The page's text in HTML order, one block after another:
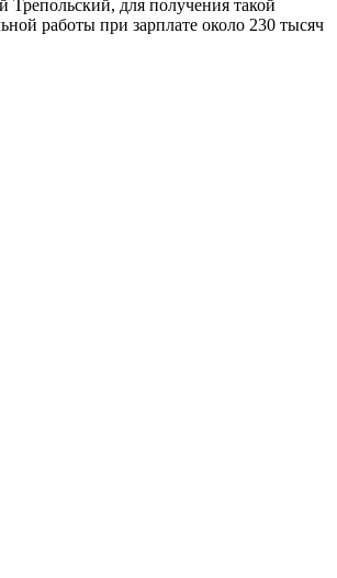
для получения такой
работы при зарплате около 230 тысяч